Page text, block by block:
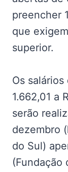
preencher
que
superior.
Os
1.662,01 a
serão
dezembro
do Sul)
(Fundação